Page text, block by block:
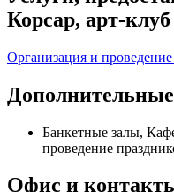
Корсар, арт-клуб
Организация и
Банкетные залы,
проведение
Офис и